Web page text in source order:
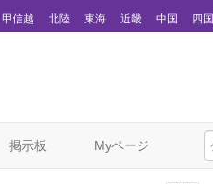
甲信越 北陸 東海 近畿 中国 四国
掲示板 Myページ